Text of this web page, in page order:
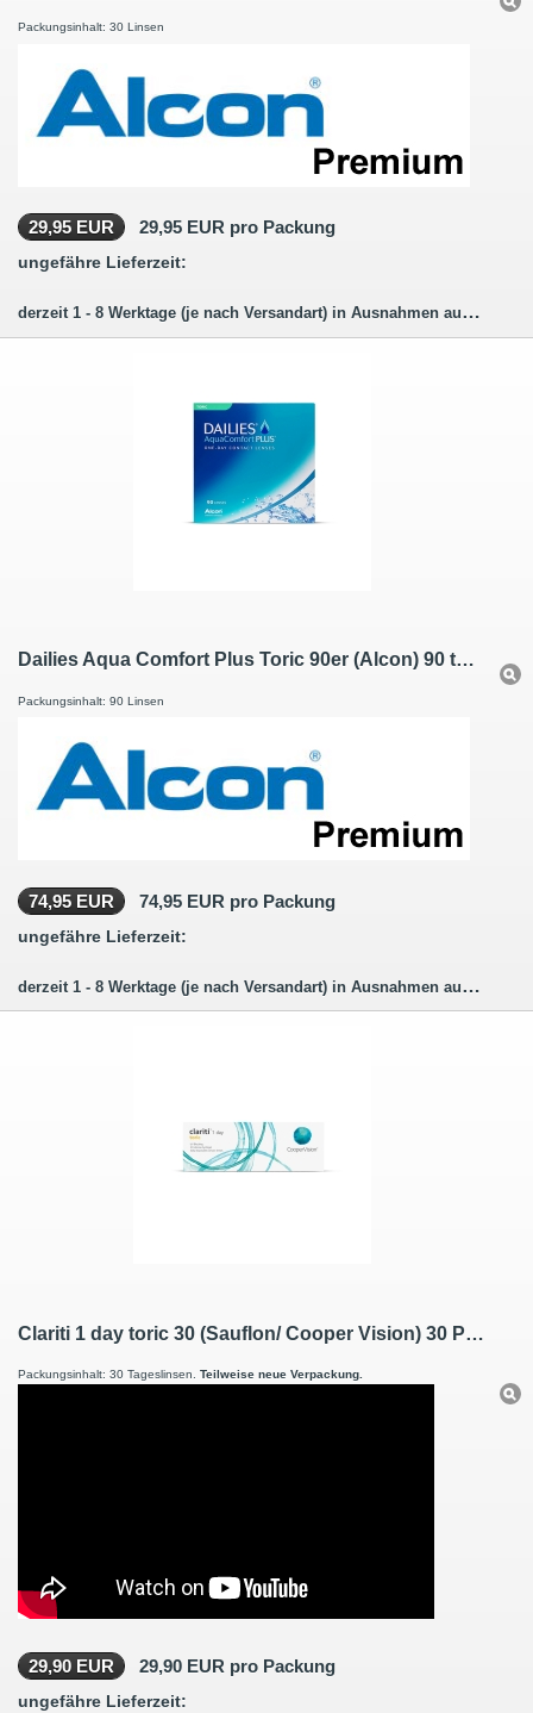
Packungsinhalt: 30 Linsen
29,95 EUR 29,95 EUR pro Packung
ungefähre Lieferzeit:
derzeit 1 - 8 Werktage (je nach Versandart) in Ausnahmen auch länger.
Dailies Aqua Comfort Plus Toric 90er (Alcon) 90 torische Tageslinsen
Packungsinhalt: 90 Linsen
74,95 EUR 74,95 EUR pro Packung
ungefähre Lieferzeit:
derzeit 1 - 8 Werktage (je nach Versandart) in Ausnahmen auch länger.
Clariti 1 day toric 30 (Sauflon/ Cooper Vision) 30 Premium Tageslinsen
Packungsinhalt: 30 Tageslinsen. Teilweise neue Verpackung.
29,90 EUR 29,90 EUR pro Packung
ungefähre Lieferzeit: